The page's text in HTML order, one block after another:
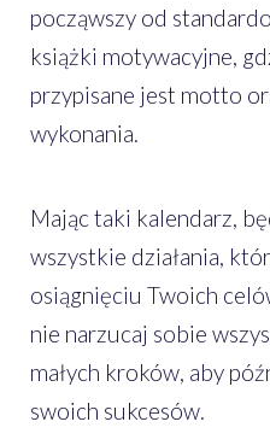
począwszy od
książki motywacyjne,
przypisane jest motto
wykonania.
Mając taki kalendarz,
wszystkie działania,
osiągnięciu Twoich
nie narzucaj sobie
małych kroków, aby
swoich sukcesów.